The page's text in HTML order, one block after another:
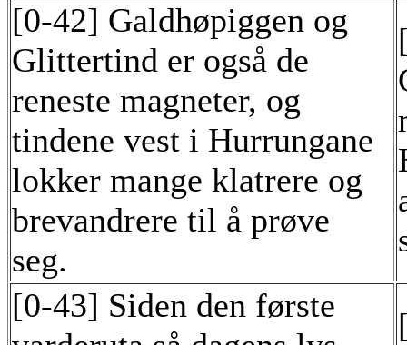
[0-42] Galdhøpiggen og
Glittertind er også de
reneste magneter, og
tindene vest i Hurrungane
lokker mange klatrere og
brevandrere til å prøve
seg.
[0-43] Siden den første